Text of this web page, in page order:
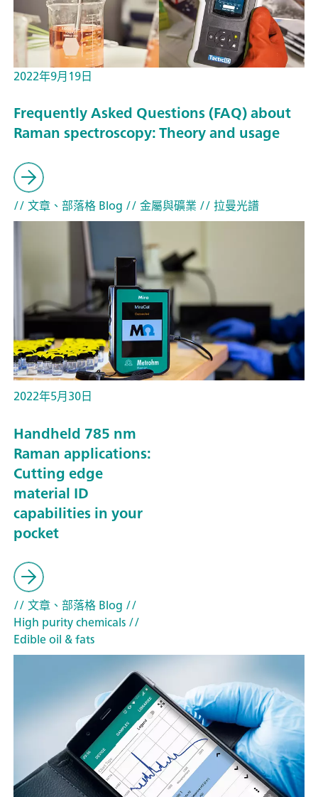
2022年9月19日
Frequently Asked Questions (FAQ) about
Raman spectroscopy: Theory and usage
// 文章、部落格 Blog // 金屬與礦業 // 拉曼光譜
2022年5月30日
Handheld 785 nm
Raman applications:
Cutting edge
material ID
capabilities in your
pocket
// 文章、部落格 Blog //
High purity chemicals//
Edible oil & fats